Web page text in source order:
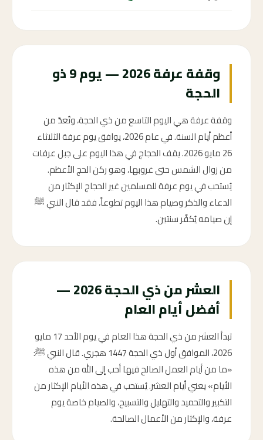
وقفة عرفة 2026 — يوم 9 ذو
الحجة
وقفة عرفة هي اليوم التاسع من ذي الحجة، وتُعدّ من
أعظم أيام السنة. في عام 2026، يوافق يوم عرفة الثلاثاء
26 مايو 2026. يقف الحجاج في هذا اليوم على جبل عرفات
من زوال الشمس حتى غروبها، وهو ركن الحج الأعظم.
يُستحب في يوم عرفة للمسلمين غير الحجاج الإكثار من
الدعاء والذكر وصيام هذا اليوم تطوعاً، فقد قال النبي ﷺ
إن صيامه يُكفّر سنتين.
العشر من ذي الحجة 2026 —
أفضل أيام العام
تبدأ العشر من ذي الحجة هذا العام في يوم الأحد 17 مايو
2026، الموافق أول ذي الحجة 1447 هجري. قال النبي ﷺ:
«ما من أيام العمل الصالح فيها أحب إلى الله من هذه
الأيام» يعني أيام العشر. يُستحب في هذه الأيام الإكثار من
التكبير والتحميد والتهليل والتسبيح، والصيام خاصة يوم
عرفة، والإكثار من الأعمال الصالحة.